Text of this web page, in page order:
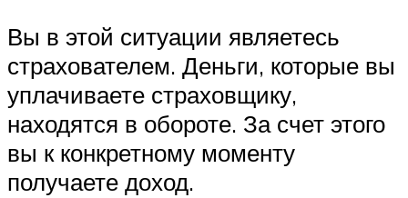
Вы в этой ситуации являетесь
страхователем. Деньги, которые вы
уплачиваете страховщику,
находятся в обороте. За счет этого
вы к конкретному моменту
получаете доход.